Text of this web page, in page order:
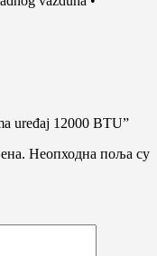
uređaj 12000 BTU”
Неопходна поља су